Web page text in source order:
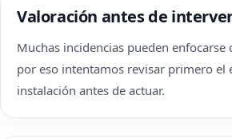
Valoración antes de
Muchas incidencias pueden enfocarse
por eso intentamos revisar primero el
instalación antes de actuar.